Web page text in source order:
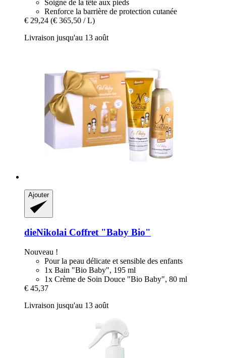
Soigne de la tête aux pieds
Renforce la barrière de protection cutanée
€ 29,24 (€ 365,50 / L)
Livraison jusqu'au 13 août
Ajouter
dieNikolai Coffret "Baby Bio"
Nouveau !
Pour la peau délicate et sensible des enfants
1x Bain "Bio Baby", 195 ml
1x Crème de Soin Douce "Bio Baby", 80 ml
€ 45,37
Livraison jusqu'au 13 août